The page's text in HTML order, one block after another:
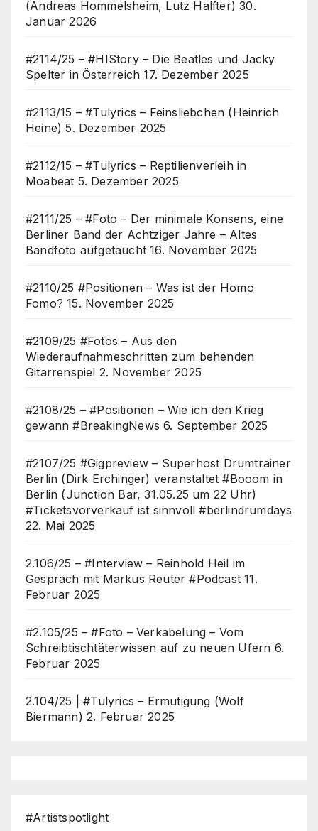
(Andreas Hommelsheim, Lutz Halfter) 30.
Januar 2026
#2114/25 – #HIStory – Die Beatles und Jacky
Spelter in Österreich 17. Dezember 2025
#2113/15 – #Tulyrics – Feinsliebchen (Heinrich
Heine) 5. Dezember 2025
#2112/15 – #Tulyrics – Reptilienverleih in
Moabeat 5. Dezember 2025
#2111/25 – #Foto – Der minimale Konsens, eine
Berliner Band der Achtziger Jahre – Altes
Bandfoto aufgetaucht 16. November 2025
#2110/25 #Positionen – Was ist der Homo
Fomo? 15. November 2025
#2109/25 #Fotos – Aus den
Wiederaufnahmeschritten zum behenden
Gitarrenspiel 2. November 2025
#2108/25 – #Positionen – Wie ich den Krieg
gewann #BreakingNews 6. September 2025
#2107/25 #Gigpreview – Superhost Drumtrainer
Berlin (Dirk Erchinger) veranstaltet #Booom in
Berlin (Junction Bar, 31.05.25 um 22 Uhr)
#Ticketsvorverkauf ist sinnvoll #berlindrumdays
22. Mai 2025
2.106/25 – #Interview – Reinhold Heil im
Gespräch mit Markus Reuter #Podcast 11.
Februar 2025
#2.105/25 – #Foto – Verkabelung – Vom
Schreibtischtäterwissen auf zu neuen Ufern 6.
Februar 2025
2.104/25 | #Tulyrics – Ermutigung (Wolf
Biermann) 2. Februar 2025
#Artistspotlight